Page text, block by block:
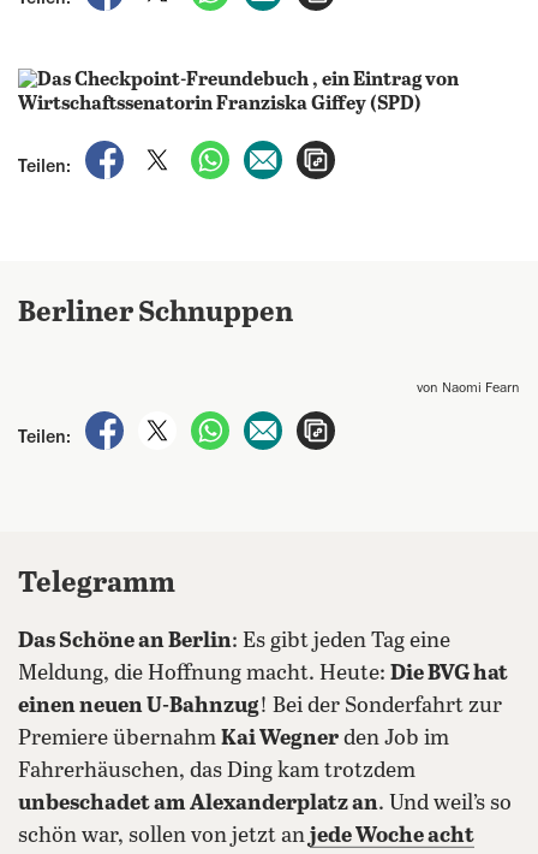
Teilen:
auf Facebook teilen
auf X teilenper WhatsApp teilen
per E-Mail teilen
Berliner Schnuppen
von Naomi Fearn
Teilen:
auf Facebook teilen
auf X teilenper WhatsApp teilen
per E-Mail teilen
Telegramm
Das Schöne an Berlin: Es gibt jeden Tag eine
Meldung, die Hoffnung macht. Heute: Die BVG hat
einen neuen U-Bahnzug! Bei der Sonderfahrt zur
Premiere übernahm Kai Wegner den Job im
Fahrerhäuschen, das Ding kam trotzdem
unbeschadet am Alexanderplatz an. Und weil’s so
schön war, sollen von jetzt anjede Woche acht